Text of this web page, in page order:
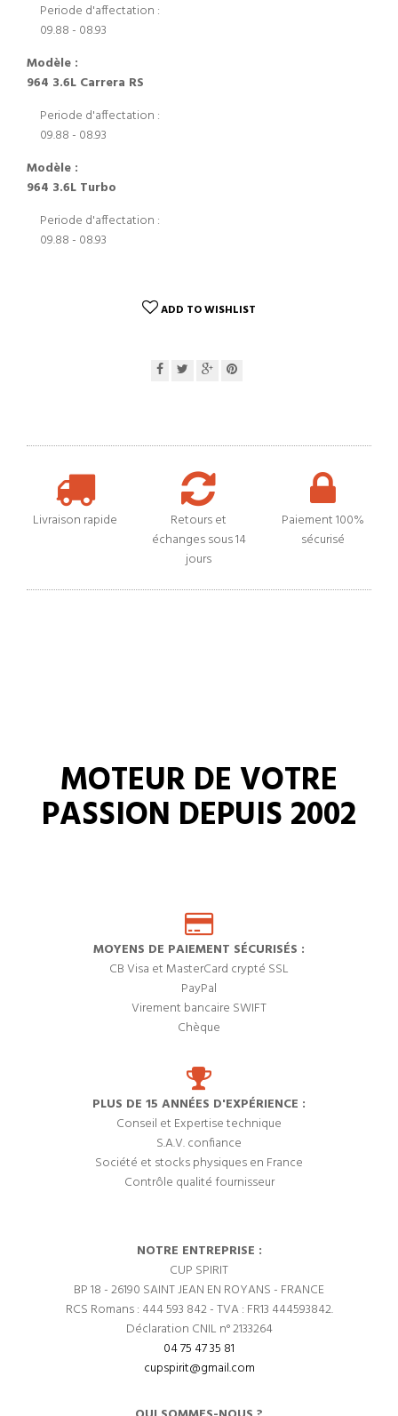
Periode d'affectation :
09.88 - 08.93
Modèle :
964 3.6L Carrera RS
Periode d'affectation :
09.88 - 08.93
Modèle :
964 3.6L Turbo
Periode d'affectation :
09.88 - 08.93
ADD TO WISHLIST
Livraison rapide
Retours et
échanges sous 14
jours
Paiement 100%
sécurisé
MOTEUR DE VOTRE
PASSION DEPUIS 2002
MOYENS DE PAIEMENT SÉCURISÉS :
CB Visa et MasterCard crypté SSL
PayPal
Virement bancaire SWIFT
Chèque
PLUS DE 15 ANNÉES D'EXPÉRIENCE :
Conseil et Expertise technique
S.A.V. confiance
Société et stocks physiques en France
Contrôle qualité fournisseur
NOTRE ENTREPRISE :
CUP SPIRIT
BP 18 - 26190 SAINT JEAN EN ROYANS - FRANCE
RCS Romans : 444 593 842 - TVA : FR13 444593842.
Déclaration CNIL n° 2133264
04 75 47 35 81
cupspirit@gmail.com